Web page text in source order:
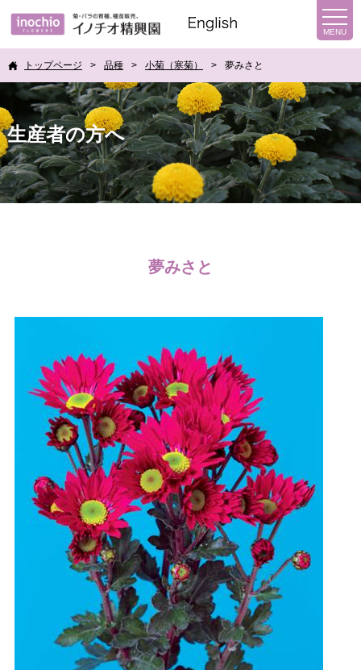
トップページ 品種 小菊（寒菊） 夢みさと
生産者の方へ
夢みさと